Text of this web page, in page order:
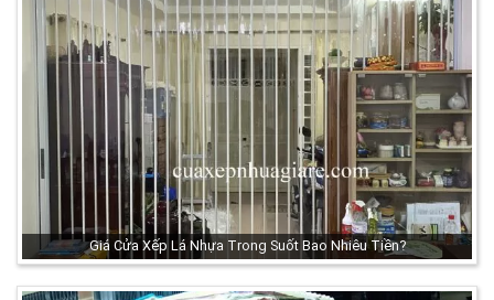
Giá Cửa Xếp Lá Nhựa Trong Suốt Bao Nhiêu Tiền?